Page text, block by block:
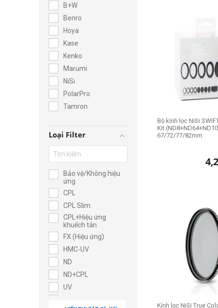
B+W
Benro
Hoya
Kase
Kenko
Marumi
NiSi
PolarPro
Tamron
Loại Filter
Bảo vệ/Không hiệu
ứng
CPL
CPL Slim
CPL+Hiệu ứng
khuếch tán
FX (Hiệu ứng)
HMC-UV
ND
ND+CPL
UV
Bộ kính lọc NiSi
Kit
67/72/77/82mm
Kính lọc NiSi True